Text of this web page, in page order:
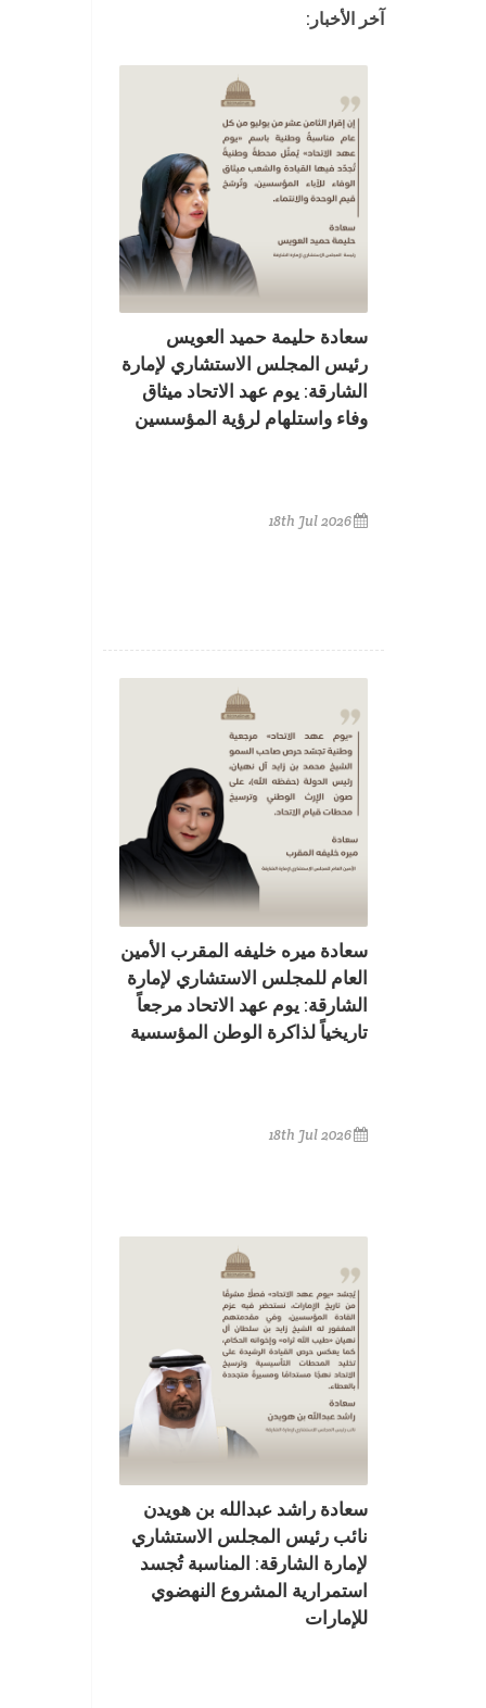
آخر الأخبار:
سعادة حليمة حميد العويس
رئيس المجلس الاستشاري لإمارة
الشارقة: يوم عهد الاتحاد ميثاق
وفاء واستلهام لرؤية المؤسسين
18th Jul 2026
سعادة ميره خليفه المقرب الأمين
العام للمجلس الاستشاري لإمارة
الشارقة: يوم عهد الاتحاد مرجعاً
تاريخياً لذاكرة الوطن المؤسسية
18th Jul 2026
سعادة راشد عبدالله بن هويدن
نائب رئيس المجلس الاستشاري
لإمارة الشارقة: المناسبة تُجسد
استمرارية المشروع النهضوي
للإمارات